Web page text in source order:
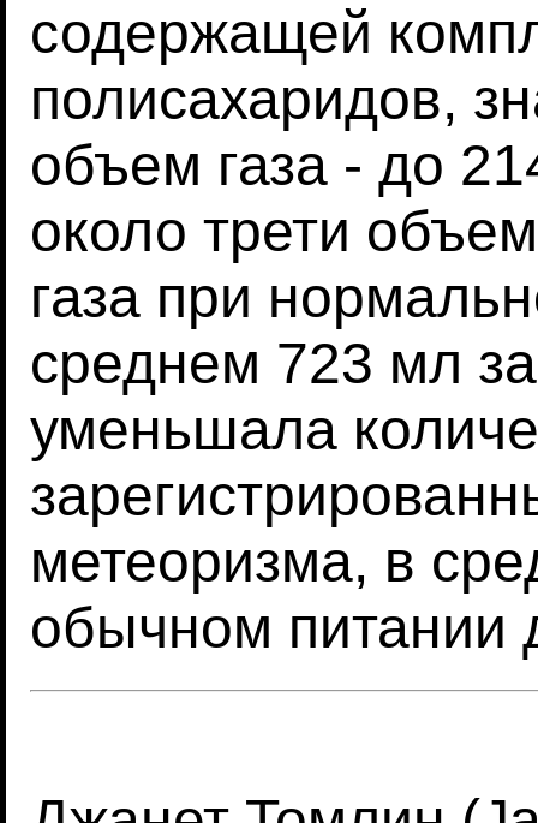
содержащей
полисахаридов,
объем газа - до
около трети
газа при
среднем 723 мл
уменьшала
метеоризма, в
обычном питании